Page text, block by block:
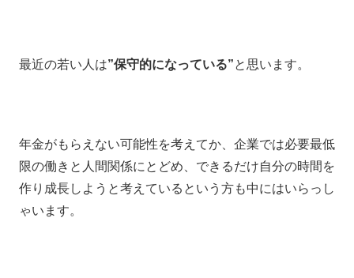
最近の若い人は”保守的になっている”と思います。
年金がもらえない可能性を考えてか、企業では必要最低
限の働きと人間関係にとどめ、できるだけ自分の時間を
作り成長しようと考えているという方も中にはいらっし
ゃいます。